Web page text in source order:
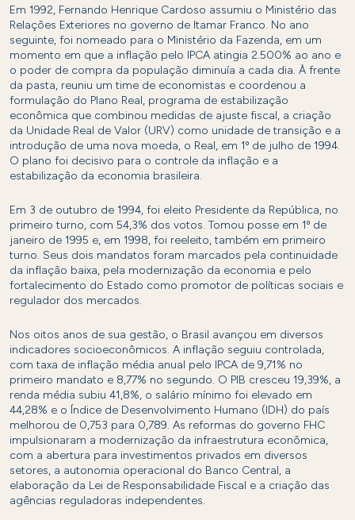
Em 1992, Fernando Henrique Cardoso assumiu o Ministério das
Relações Exteriores no governo de Itamar Franco. No ano
seguinte, foi nomeado para o Ministério da Fazenda, em um
momento em que a inflação pelo IPCA atingia 2.500% ao ano e
o poder de compra da população diminuía a cada dia. À frente
da pasta, reuniu um time de economistas e coordenou a
formulação do Plano Real, programa de estabilização
econômica que combinou medidas de ajuste fiscal, a criação
da Unidade Real de Valor (URV) como unidade de transição e a
introdução de uma nova moeda, o Real, em 1º de julho de 1994.
O plano foi decisivo para o controle da inflação e a
estabilização da economia brasileira.
Em 3 de outubro de 1994, foi eleito Presidente da República, no
primeiro turno, com 54,3% dos votos. Tomou posse em 1º de
janeiro de 1995 e, em 1998, foi reeleito, também em primeiro
turno. Seus dois mandatos foram marcados pela continuidade
da inflação baixa, pela modernização da economia e pelo
fortalecimento do Estado como promotor de políticas sociais e
regulador dos mercados.
Nos oitos anos de sua gestão, o Brasil avançou em diversos
indicadores socioeconômicos. A inflação seguiu controlada,
com taxa de inflação média anual pelo IPCA de 9,71% no
primeiro mandato e 8,77% no segundo. O PIB cresceu 19,39%, a
renda média subiu 41,8%, o salário mínimo foi elevado em
44,28% e o Índice de Desenvolvimento Humano (IDH) do país
melhorou de 0,753 para 0,789. As reformas do governo FHC
impulsionaram a modernização da infraestrutura econômica,
com a abertura para investimentos privados em diversos
setores, a autonomia operacional do Banco Central, a
elaboração da Lei de Responsabilidade Fiscal e a criação das
agências reguladoras independentes.